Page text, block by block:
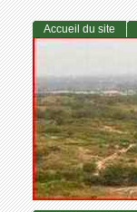
Accueil du site